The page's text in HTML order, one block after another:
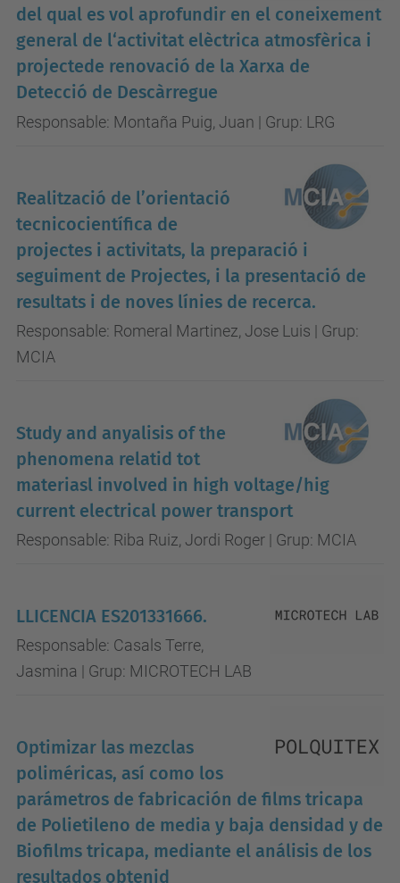
del qual es vol aprofundir en el coneixement
general de l‘activitat elèctrica atmosfèrica i
projectede renovació de la Xarxa de
Detecció de Descàrregue
Responsable: Montaña Puig, Juan | Grup: LRG
Realització de l’orientació
tecnicocientífica de
projectes i activitats, la preparació i
seguiment de Projectes, i la presentació de
resultats i de noves línies de recerca.
Responsable: Romeral Martinez, Jose Luis | Grup:
MCIA
Study and anyalisis of the
phenomena relatid tot
materiasl involved in high voltage/hig
current electrical power transport
Responsable: Riba Ruiz, Jordi Roger | Grup: MCIA
LLICENCIA ES201331666.
Responsable: Casals Terre,
Jasmina | Grup: MICROTECH LAB
Optimizar las mezclas
poliméricas, así como los
parámetros de fabricación de films tricapa
de Polietileno de media y baja densidad y de
Biofilms tricapa, mediante el análisis de los
resultados obtenid